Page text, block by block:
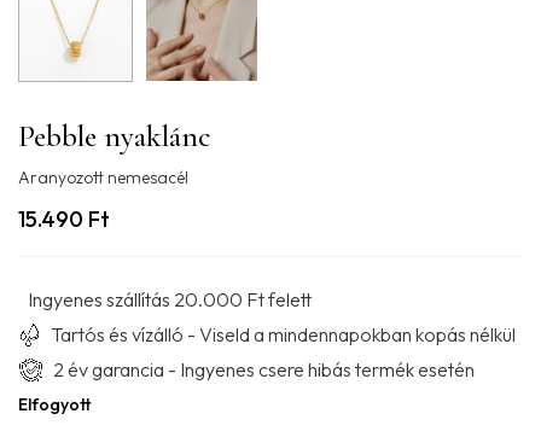
Pebble nyaklánc
Aranyozott nemesacél
15.490 Ft
Ingyenes szállítás 20.000 Ft felett
Tartós és vízálló - Viseld a mindennapokban kopás nélkül
2 év garancia - Ingyenes csere hibás termék esetén
Elfogyott